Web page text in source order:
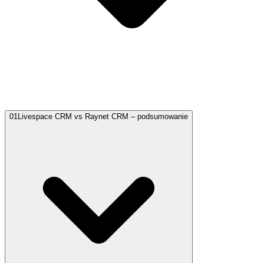
01 Livespace CRM vs Raynet CRM – podsumowanie